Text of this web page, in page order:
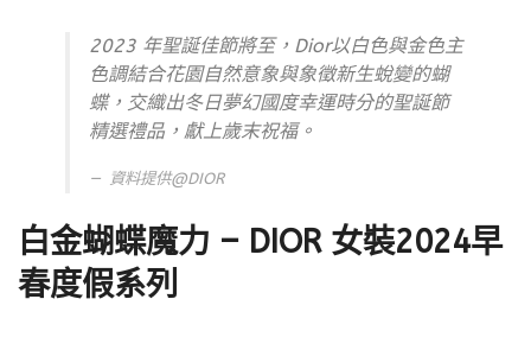
2023 年聖誕佳節將至，Dior以白色與金色主
色調結合花園自然意象與象徵新生蛻變的蝴
蝶，交織出冬日夢幻國度幸運時分的聖誕節
精選禮品，獻上歲末祝福。
資料提供@DIOR
白金蝴蝶魔力 – DIOR 女裝2024早
春度假系列